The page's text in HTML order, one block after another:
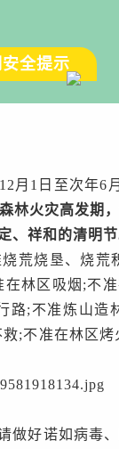
全提示
月1日至次年6
林火灾高发期
、祥和的清明节
烧荒烧垦、烧荒
林区吸烟;不
路;不准炼山造
;不准在林区
做好诺如病毒